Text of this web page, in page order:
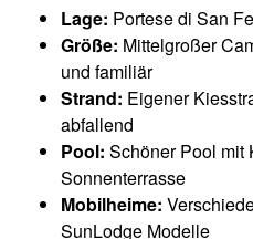
Lage: Portese di San
Größe: Mittelgroßer
und familiär
Strand: Eigener
abfallend
Pool: Schöner Pool mit
Sonnenterrasse
Mobilheime:
SunLodge Modelle